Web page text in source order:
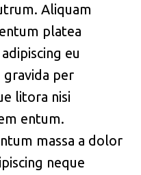
Aliquam
platea
eu
gravida per
litora nisi
entum.
massa a dolor
neque